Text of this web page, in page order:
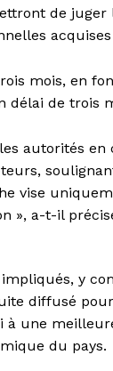
de
mois, en
délai de trois
autorités en
vise
», a-t-il
y
diffusé
une
du pays.